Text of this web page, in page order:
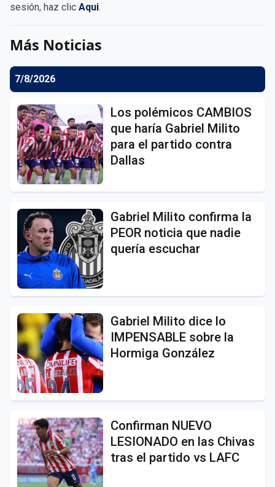
sesión, haz clic Aqui.
Más Noticias
7/8/2026
Los polémicos CAMBIOS
que haría Gabriel Milito
para el partido contra
Dallas
Gabriel Milito confirma la
PEOR noticia que nadie
quería escuchar
Gabriel Milito dice lo
IMPENSABLE sobre la
Hormiga González
Confirman NUEVO
LESIONADO en las Chivas
tras el partido vs LAFC